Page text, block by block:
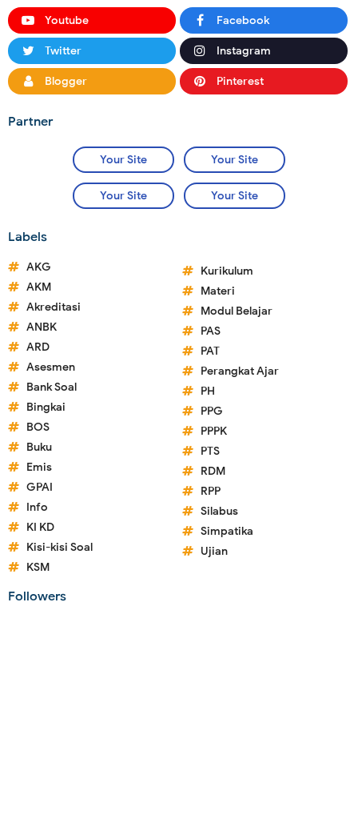
Youtube Facebook
Twitter Instagram
Blogger Pinterest
Partner
Your Site Your Site
Your Site Your Site
Labels
AKG
AKM
Akreditasi
ANBK
ARD
Asesmen
Bank Soal
Bingkai
BOS
Buku
Emis
GPAI
Info
KI KD
Kisi-kisi Soal
KSM
Kurikulum
Materi
Modul Belajar
PAS
PAT
Perangkat Ajar
PH
PPG
PPPK
PTS
RDM
RPP
Silabus
Simpatika
Ujian
Followers